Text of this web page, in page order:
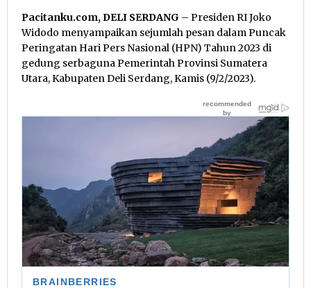
Pacitanku.com, DELI SERDANG – Presiden RI Joko
Widodo menyampaikan sejumlah pesan dalam Puncak
Peringatan Hari Pers Nasional (HPN) Tahun 2023 di
gedung serbaguna Pemerintah Provinsi Sumatera
Utara, Kabupaten Deli Serdang, Kamis (9/2/2023).